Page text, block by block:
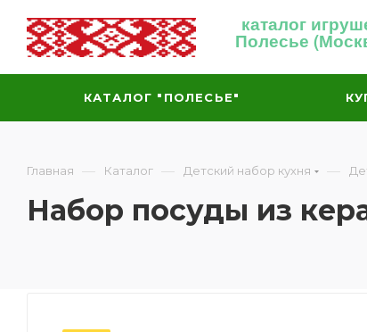
каталог
Полесье
КАТАЛОГ "ПОЛЕСЬЕ"
Главная — Каталог — Детский набор кухня —
Набор посуды из